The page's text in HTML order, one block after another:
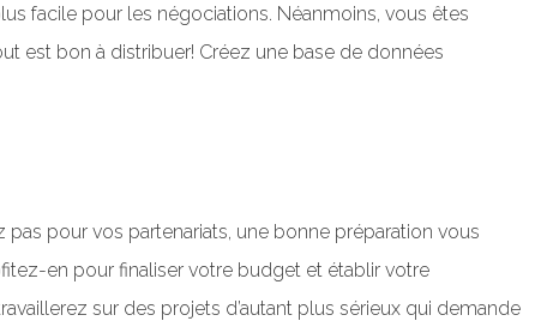
facile pour les négociations. Néanmoins, vous êtes
est bon à distribuer! Créez une base de données
pour vos partenariats, une bonne préparation vous
en pour finaliser votre budget et établir votre
sur des projets d’autant plus sérieux qui demande